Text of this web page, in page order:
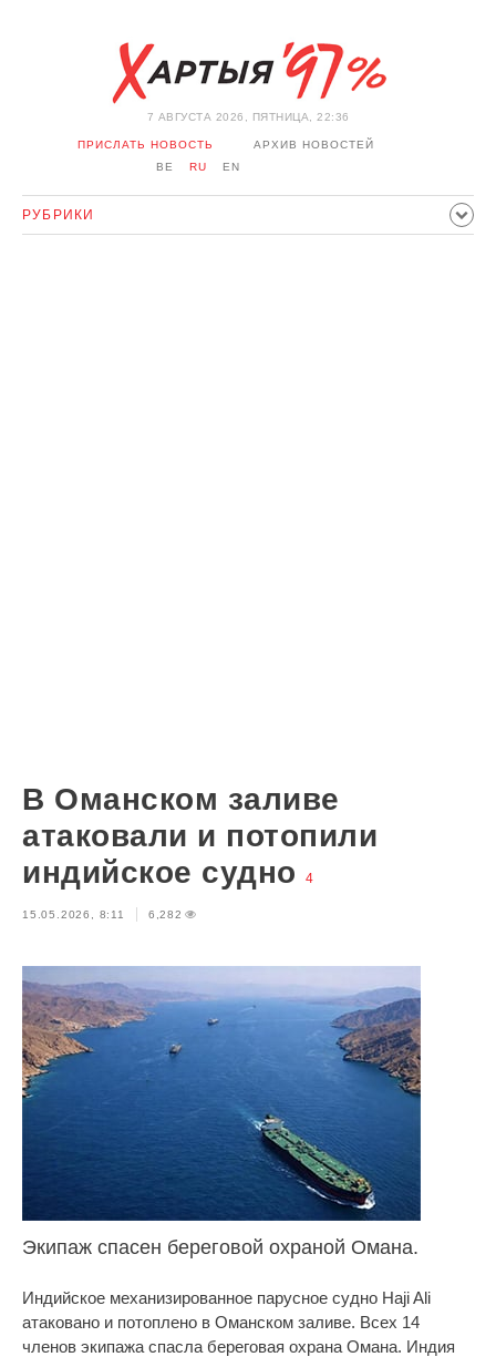
7 АВГУСТА 2026, ПЯТНИЦА, 22:36
ПРИСЛАТЬ НОВОСТЬ
АРХИВ НОВОСТЕЙ
BE
RU EN
РУБРИКИ
В Оманском заливе
атаковали и потопили
индийское судно
4
15.05.2026, 8:11 6,282
Экипаж спасен береговой охраной Омана.
Индийское механизированное парусное судно Haji Ali
атаковано и потоплено в Оманском заливе. Всех 14
членов экипажа спасла береговая охрана Омана. Индия